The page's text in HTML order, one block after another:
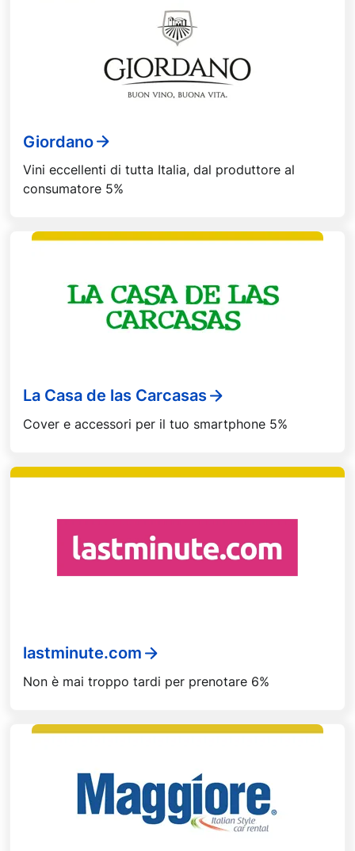
Giordano
Vini eccellenti di tutta Italia, dal produttore al
consumatore 5%
La Casa de las Carcasas
Cover e accessori per il tuo smartphone 5%
lastminute.com
Non è mai troppo tardi per prenotare 6%